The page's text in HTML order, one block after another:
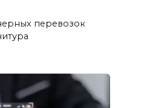
перевозок